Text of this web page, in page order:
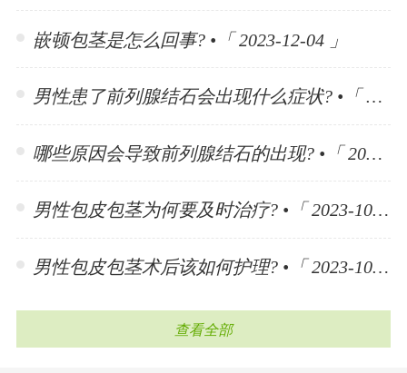
嵌顿包茎是怎么回事? •「 2023-12-04 」
男性患了前列腺结石会出现什么症状? •「 2023-11-10 」
哪些原因会导致前列腺结石的出现? •「 2023-11-10 」
男性包皮包茎为何要及时治疗? •「 2023-10-30 」
男性包皮包茎术后该如何护理? •「 2023-10-30 」
查看全部